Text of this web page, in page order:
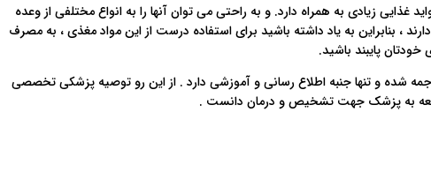
غذایی زیادی به همراه دارد. و به راحتی می توان آنها را به انواع مختلفی از وعده
، بنابراین به یاد داشته باشید برای استفاده درست از این مواد مغذی ، به مصرف
پایبند باشید.
شده و تنها جنبه اطلاع رسانی و آموزشی دارد . از این رو توصیه پزشکی تخصصی
به پزشک جهت تشخیص و درمان دانست .